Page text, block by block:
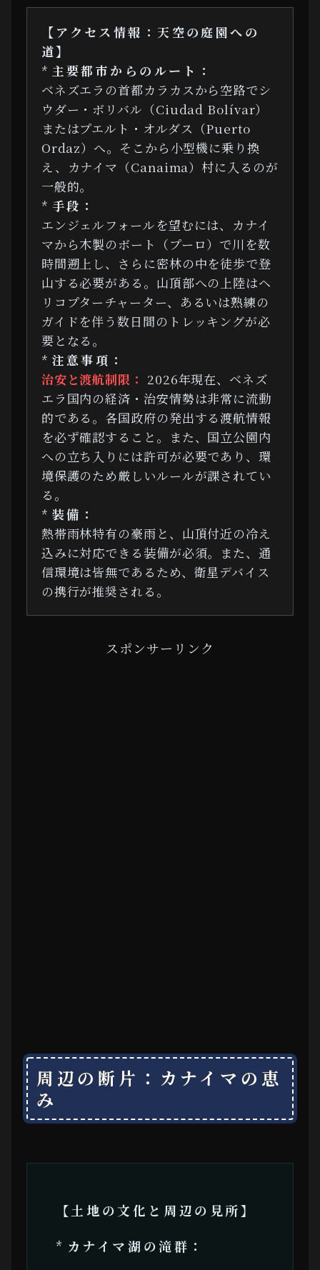
【アクセス情報：天空の庭園への
道】
* 主要都市からのルート：
ベネズエラの首都カラカスから空路でシ
ウダー・ボリバル（Ciudad Bolívar）
またはプエルト・オルダス（Puerto
Ordaz）へ。そこから小型機に乗り換
え、カナイマ（Canaima）村に入るのが
一般的。
* 手段：
エンジェルフォールを望むには、カナイ
マから木製のボート（プーロ）で川を数
時間遡上し、さらに密林の中を徒歩で登
山する必要がある。山頂部への上陸はヘ
リコプターチャーター、あるいは熟練の
ガイドを伴う数日間のトレッキングが必
要となる。
* 注意事項：
治安と渡航制限： 2026年現在、ベネズ
エラ国内の経済・治安情勢は非常に流動
的である。各国政府の発出する渡航情報
を必ず確認すること。また、国立公園内
への立ち入りには許可が必要であり、環
境保護のため厳しいルールが課されてい
る。
* 装備：
熱帯雨林特有の豪雨と、山頂付近の冷え
込みに対応できる装備が必須。また、通
信環境は皆無であるため、衛星デバイス
の携行が推奨される。
スポンサーリンク
周辺の断片：カナイマの恵
み
【土地の文化と周辺の見所】
* カナイマ湖の滝群：